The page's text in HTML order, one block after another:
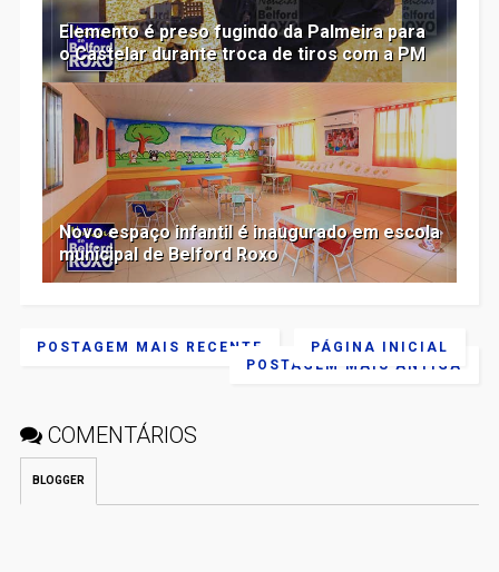
Elemento é preso fugindo da Palmeira para
o Castelar durante troca de tiros com a PM
Novo espaço infantil é inaugurado em escola
municipal de Belford Roxo
POSTAGEM MAIS RECENTE
POSTAGEM MAIS ANTIGA
PÁGINA INICIAL
COMENTÁRIOS
BLOGGER